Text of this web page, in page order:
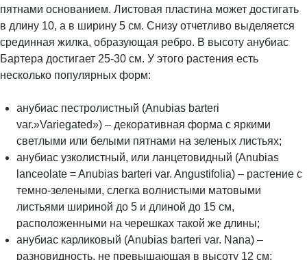
пятнами основанием. Листовая пластина может достигать
в длину 10, а в ширину 5 см. Снизу отчетливо выделяется
срединная жилка, образующая ребро. В высоту анубиас
Бартера достигает 25-30 см. У этого растения есть
несколько популярных форм:
анубиас пестролистный (Anubias barteri
var.»Variegated») – декоративная форма с яркими
светлыми или белыми пятнами на зеленых листьях;
анубиас узколистный, или ланцетовидный (Anubias
lanceolate = Anubias barteri var. Angustifolia) – растение с
темно-зелеными, слегка волнистыми матовыми
листьями шириной до 5 и длиной до 15 см,
расположенными на черешках такой же длины;
анубиас карликовый (Anubias barteri var. Nana) –
разновидность, не превышающая в высоту 12 см;